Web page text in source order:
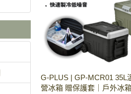
G-PLUS | GP-MCR01 35L
營冰箱 贈保護套｜戶外冰